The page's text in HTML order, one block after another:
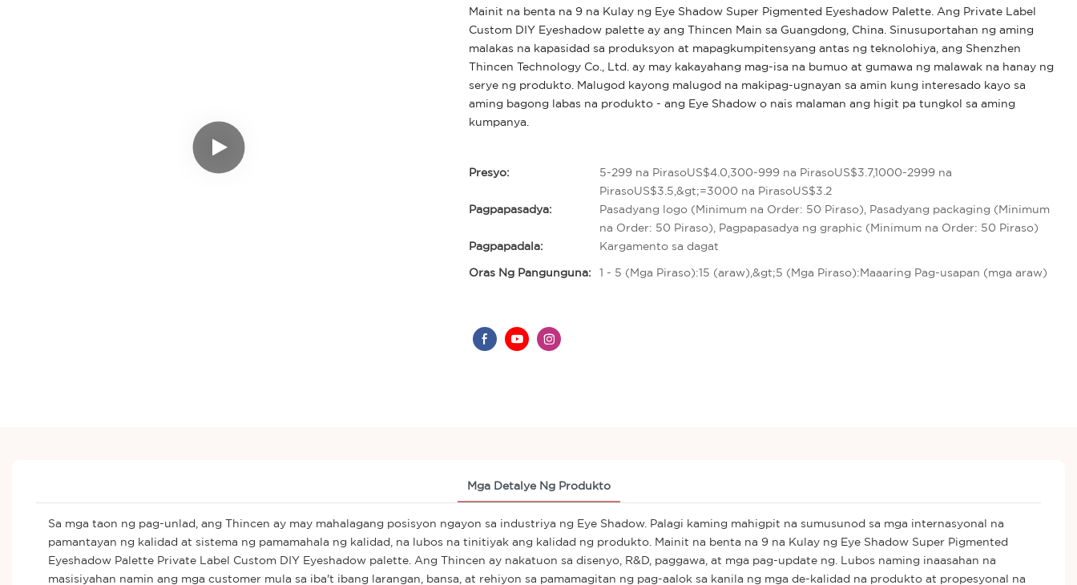
Mainit na benta na 9 na Kulay ng Eye Shadow Super Pigmented Eyeshadow Palette. Ang Private Label
Custom DIY Eyeshadow palette ay ang Thincen Main sa Guangdong, China. Sinusuportahan ng aming
malakas na kapasidad sa produksyon at mapagkumpitensyang antas ng teknolohiya, ang Shenzhen
Thincen Technology Co., Ltd. ay may kakayahang mag-isa na bumuo at gumawa ng malawak na hanay ng
serye ng produkto. Malugod kayong malugod na makipag-ugnayan sa amin kung interesado kayo sa
aming bagong labas na produkto - ang Eye Shadow o nais malaman ang higit pa tungkol sa aming
kumpanya.
Presyo:
5-299 na PirasoUS$4.0,300-999 na PirasoUS$3.7,1000-2999 na
PirasoUS$3.5,&gt;=3000 na PirasoUS$3.2
Pagpapasadya:
Pasadyang logo (Minimum na Order: 50 Piraso), Pasadyang packaging (Minimum
na Order: 50 Piraso), Pagpapasadya ng graphic (Minimum na Order: 50 Piraso)
Pagpapadala:
Kargamento sa dagat
Oras Ng Pangunguna: 1 - 5 (Mga Piraso):15 (araw),&gt;5 (Mga Piraso):Maaaring Pag-usapan (mga araw)
Mga Detalye Ng Produkto
Sa mga taon ng pag-unlad, ang Thincen ay may mahalagang posisyon ngayon sa industriya ng Eye Shadow. Palagi kaming mahigpit na sumusunod sa mga internasyonal na
pamantayan ng kalidad at sistema ng pamamahala ng kalidad, na lubos na tinitiyak ang kalidad ng produkto. Mainit na benta na 9 na Kulay ng Eye Shadow Super Pigmented
Eyeshadow Palette Private Label Custom DIY Eyeshadow palette. Ang Thincen ay nakatuon sa disenyo, R&D, paggawa, at mga pag-update ng. Lubos naming inaasahan na
masisiyahan namin ang mga customer mula sa iba't ibang larangan, bansa, at rehiyon sa pamamagitan ng pag-aalok sa kanila ng mga de-kalidad na produkto at propesyonal na